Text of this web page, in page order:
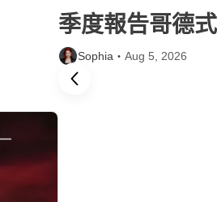
季度報告哥德
Sophia・ Aug 5, 2026